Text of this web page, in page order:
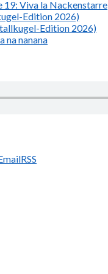
19: Viva la Nackenstarre
Edition 2026)
Edition 2026)
na nanana
RSS